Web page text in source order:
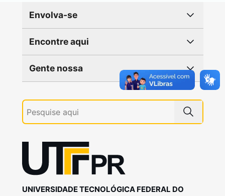
Envolva-se
Encontre aqui
Gente nossa
UNIVERSIDADE TECNOLÓGICA FEDERAL DO